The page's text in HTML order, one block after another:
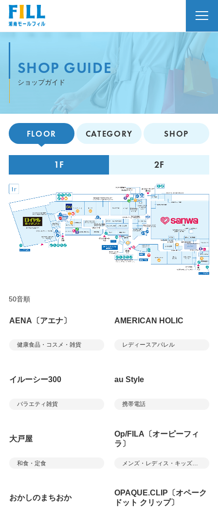
SHOP GUIDE
ショップガイド
FLOOR CATEGORY SHOP
1F 2F
50音順
AENA〔アエナ〕
健康食品・コスメ・雑貨
AMERICAN HOLIC
レディースアパレル
イルーシー300
バラエティ雑貨
au Style
携帯電話
大戸屋
和食・定食
Op/FILA〔オーピーフィ
ラ〕
おかしのまちおか
OPAQUE.CLIP〔オペーク
ドット クリップ〕